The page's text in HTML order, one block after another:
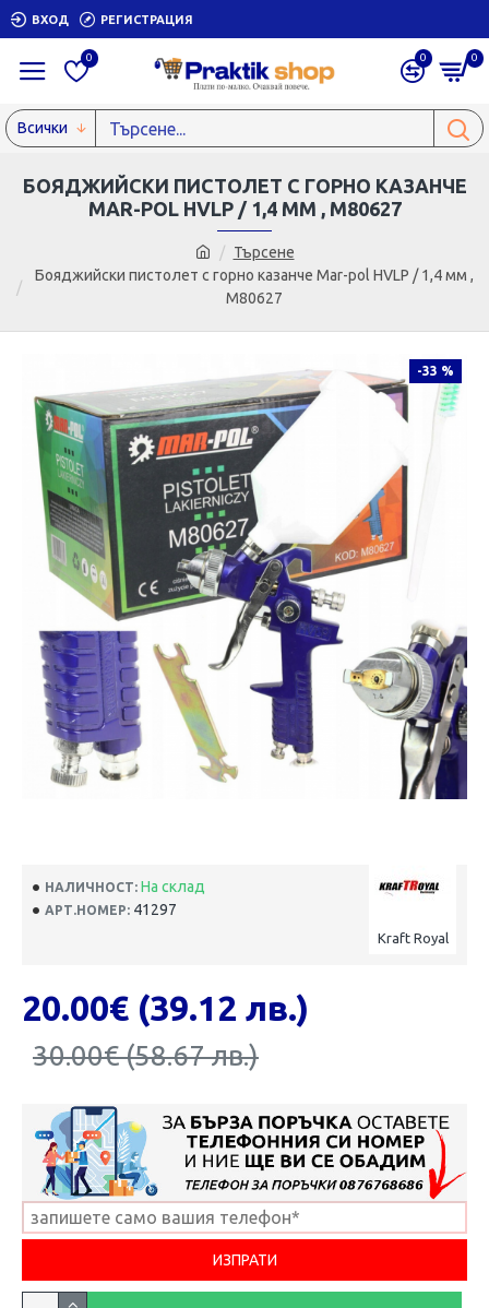
ВХОД РЕГИСТРАЦИЯ
0 0 0
Всички
Търсене
Бояджийски пистолет с горно казанче Mar-pol HVLP / 1,4 мм ,
M80627
БОЯДЖИЙСКИ ПИСТОЛЕТ С ГОРНО КАЗАНЧЕ
MAR-POL HVLP / 1,4 ММ , M80627
-33 %
НАЛИЧНОСТ: На склад
АРТ.НОМЕР: 41297
Kraft Royal
30.00€ (58.67 лв.)
20.00€ (39.12 лв.)